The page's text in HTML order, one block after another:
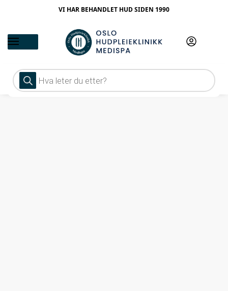
VI HAR BEHANDLET HUD SIDEN 1990